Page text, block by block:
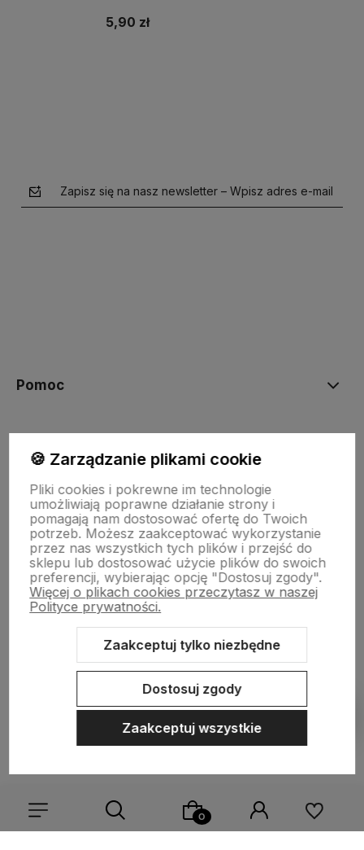
5,90 zł
Zapisz się na nasz newsletter – Wpisz adres e-mail
Pomoc
Płatności i dostawa
Informacje
O nas
Sklep internetowy Shoper.pl Szablon Shoper Modern 3.0™
GrowCommerce
🍪 Zarządzanie plikami cookie
Pliki cookies i pokrewne im technologie
umożliwiają poprawne działanie strony i
pomagają nam dostosować ofertę do Twoich
potrzeb. Możesz zaakceptować wykorzystanie
przez nas wszystkich tych plików i przejść do
sklepu lub dostosować użycie plików do swoich
preferencji, wybierając opcję "Dostosuj zgody".
Więcej o plikach cookies przeczytasz w naszej
Polityce prywatności.
Zaakceptuj tylko niezbędne
Dostosuj zgody
Zaakceptuj wszystkie